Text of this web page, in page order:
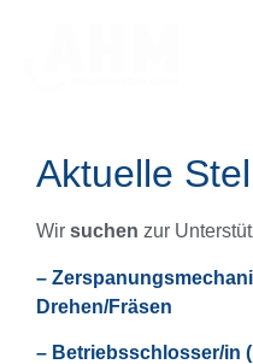
Aktuelle
Wir suchen zur
–
Drehen/Fräsen
– Betriebsschlosser/in